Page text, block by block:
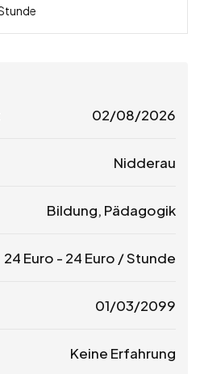
02/08/2026
Nidderau
Bildung, Pädagogik
24 Euro - 24 Euro / Stunde
01/03/2099
Keine Erfahrung